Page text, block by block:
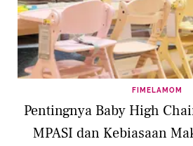
FIMELAMOM
Pentingnya Baby High
MPASI dan Kebiasaan